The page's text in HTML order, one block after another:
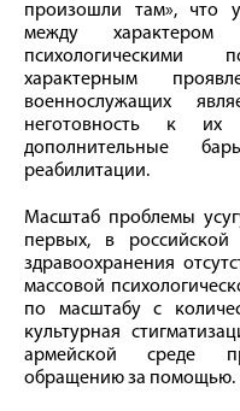
произошли там», что
между
психологическими
характерным
военнослужащих
неготовность к их
дополнительные
реабилитации.
Масштаб проблемы
первых, в
здравоохранения
массовой
по масштабу с
культурная
армейской среде
обращению за помощью.